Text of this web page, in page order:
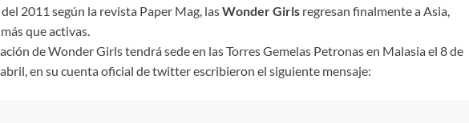
2011 según la revista Paper Mag, lasWonder Girls regresan finalmente a Asia,
que activas.
de Wonder Girls tendrá sede en las Torres Gemelas Petronas en Malasia el 8 de
en su cuenta oficial de twitter escribieron el siguiente mensaje: